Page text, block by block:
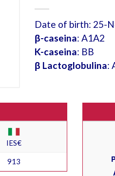
Date of birth: 25-
β-caseina: A1A2
K-caseina: BB
β Lactoglobulina:
IES€
913